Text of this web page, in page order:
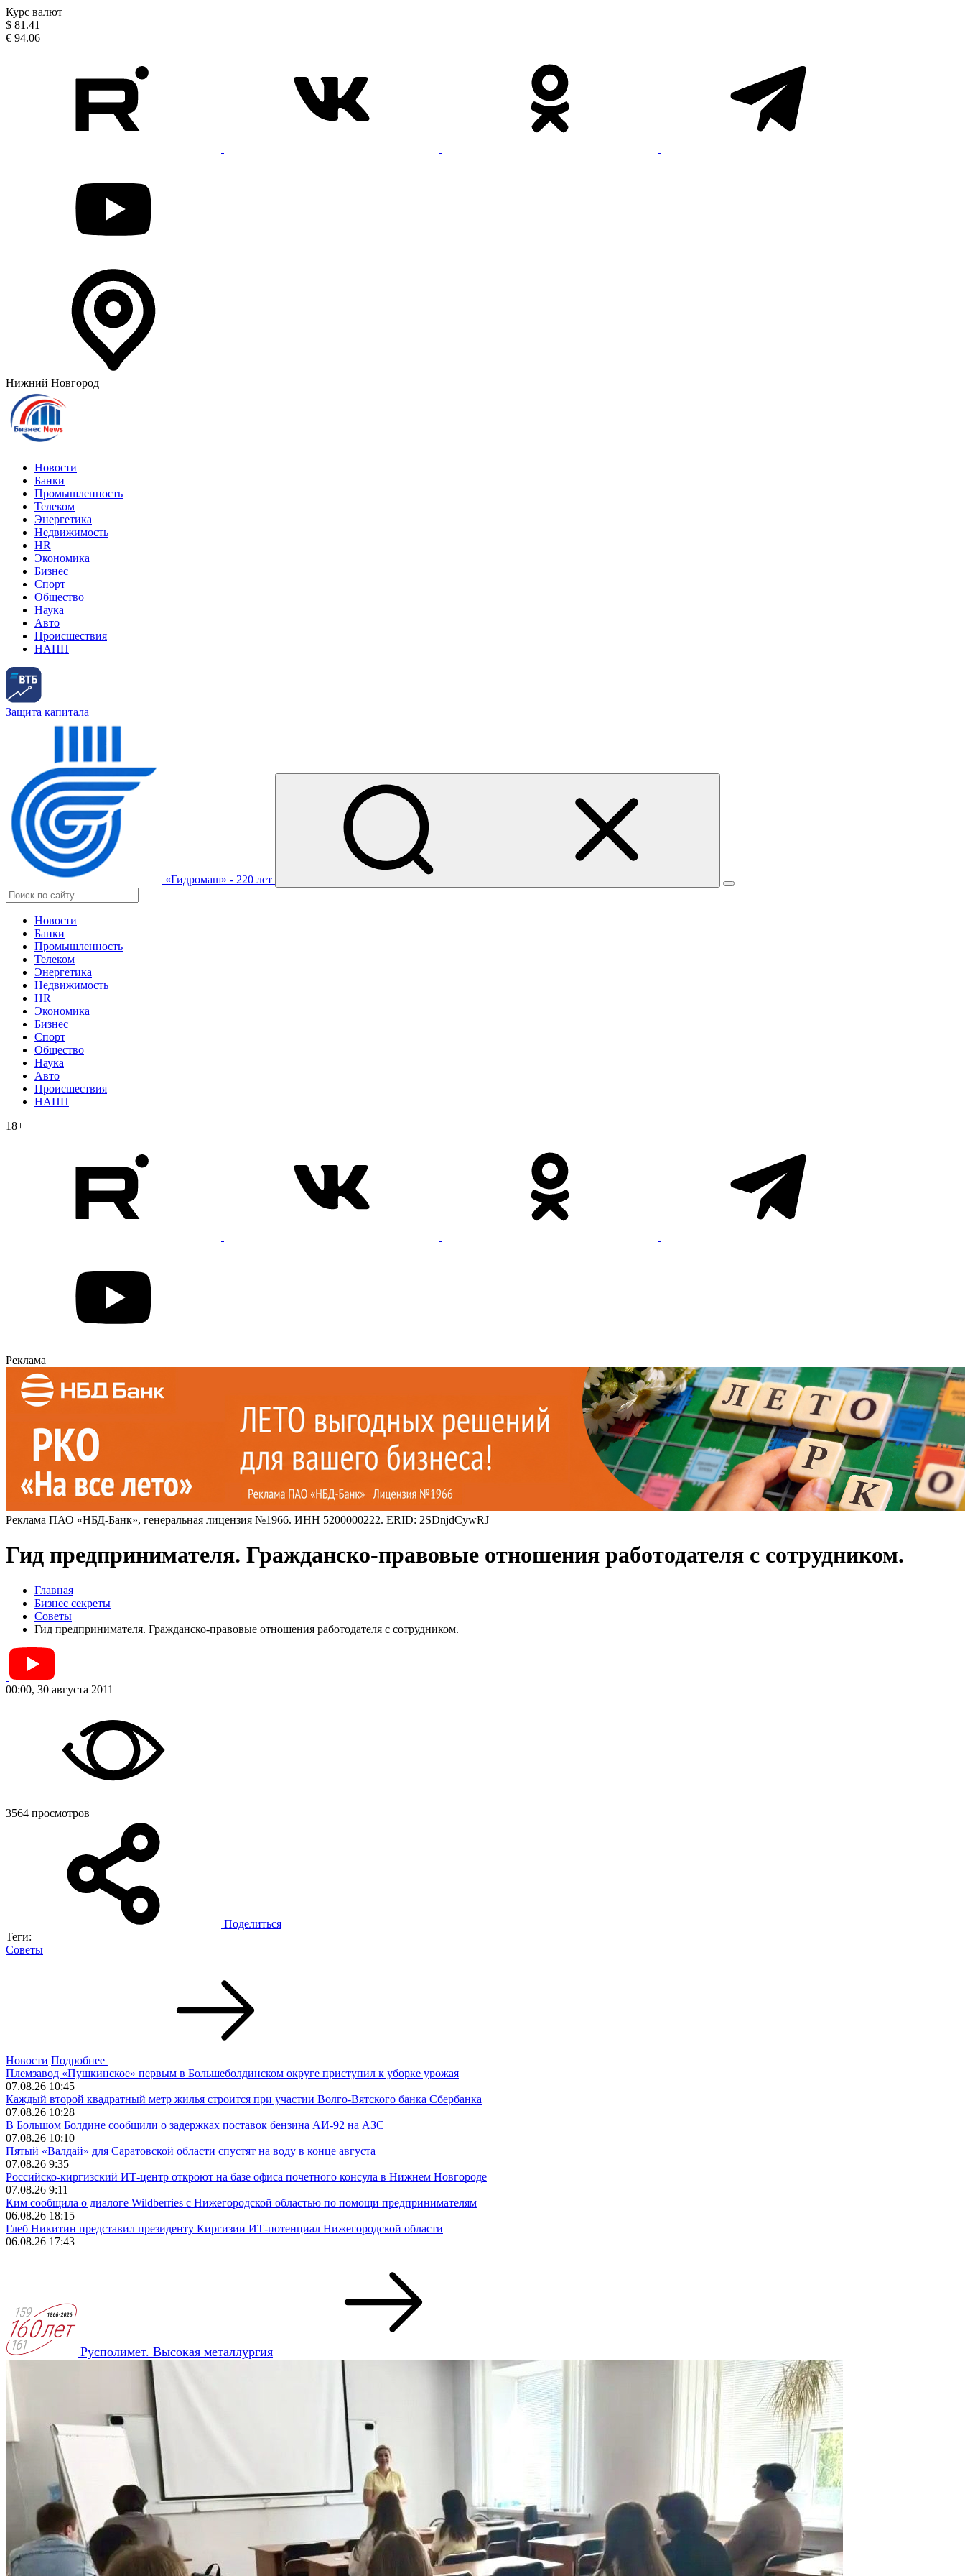
Курс валют
$ 81.41
€ 94.06
Нижний Новгород
Новости
Банки
Промышленность
Телеком
Энергетика
Недвижимость
HR
Экономика
Бизнес
Спорт
Общество
Наука
Авто
Происшествия
НАПП
Защита капитала
«Гидромаш» - 220 лет
Новости
Банки
Промышленность
Телеком
Энергетика
Недвижимость
HR
Экономика
Бизнес
Спорт
Общество
Наука
Авто
Происшествия
НАПП
18+
Реклама
Реклама ПАО «НБД-Банк», генеральная лицензия №1966. ИНН 5200000222. ERID: 2SDnjdCywRJ
Гид предпринимателя. Гражданско-правовые отношения работодателя с сотрудником.
Главная
Бизнес секреты
Советы
Гид предпринимателя. Гражданско-правовые отношения работодателя с сотрудником.
00:00, 30 августа 2011
3564 просмотров
Поделиться
Теги:
Советы
Новости Подробнее
Племзавод «Пушкинское» первым в Большеболдинском округе приступил к уборке урожая
07.08.26 10:45
Каждый второй квадратный метр жилья строится при участии Волго-Вятского банка Сбербанка
07.08.26 10:28
В Большом Болдине сообщили о задержках поставок бензина АИ-92 на АЗС
07.08.26 10:10
Пятый «Валдай» для Саратовской области спустят на воду в конце августа
07.08.26 9:35
Российско-киргизский ИТ-центр откроют на базе офиса почетного консула в Нижнем Новгороде
07.08.26 9:11
Ким сообщила о диалоге Wildberries с Нижегородской областью по помощи предпринимателям
06.08.26 18:15
Глеб Никитин представил президенту Киргизии ИТ-потенциал Нижегородской области
06.08.26 17:43
Русполимет. Высокая металлургия